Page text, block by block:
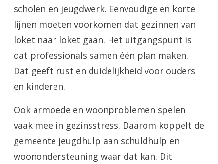
scholen en jeugdwerk. Eenvoudige en korte
lijnen moeten voorkomen dat gezinnen van
loket naar loket gaan. Het uitgangspunt is
dat professionals samen één plan maken.
Dat geeft rust en duidelijkheid voor ouders
en kinderen.
Ook armoede en woonproblemen spelen
vaak mee in gezinsstress. Daarom koppelt de
gemeente jeugdhulp aan schuldhulp en
woonondersteuning waar dat kan. Dit